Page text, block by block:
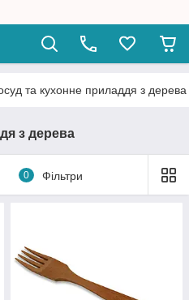
та кухонне приладдя з дерева
з дерева
0 Фільтри